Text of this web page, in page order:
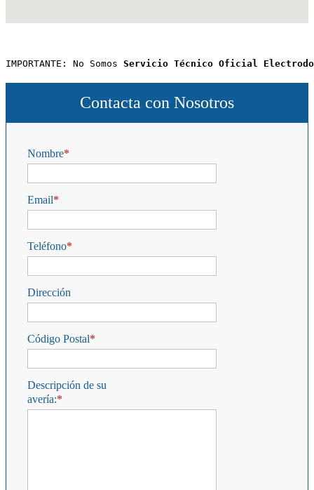
IMPORTANTE: No Somos Servicio Técnico Oficial
Contacta con Nosotros
Nombre
Email
Teléfono
Dirección
Código Postal
Descripción de su
avería: